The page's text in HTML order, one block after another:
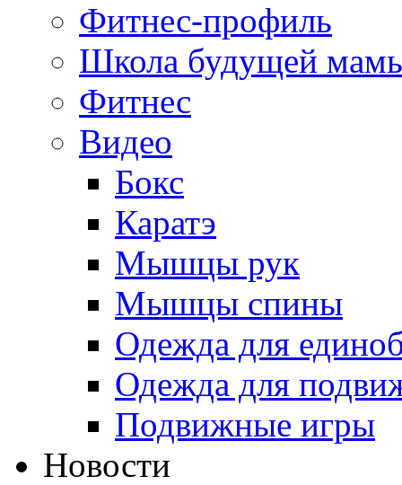
Фитнес-профиль
Школа будущей
Фитнес
Видео
Бокс
Каратэ
Мышцы рук
Мышцы спины
Одежда для
Одежда для
Подвижные игры
Новости